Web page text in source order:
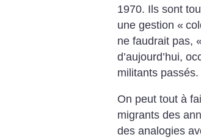
1970. Ils sont
une gestion «
ne faudrait pas, «
d’aujourd’hui,
militants passés.
On peut tout à
migrants des
des analogies